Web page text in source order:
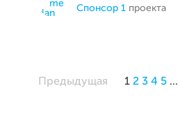
спонсор 1 проекта
Предыдущая 1 2 3 4 5 ...